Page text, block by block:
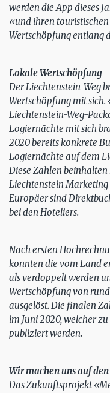
werden die App dieses
«und ihren
Wertschöpfung entlang
Lokale Wertschöpfung
Der Liechtenstein-Weg
Wertschöpfung mit
Liechtenstein-Weg-
Logiernächte mit sich
2020 bereits konkrete
Logiernächte auf dem
Diese Zahlen
Liechtenstein Marketing
Europäer sind
bei den Hoteliers.
Nach ersten
konnten die vom Land
als verdoppelt werden
Wertschöpfung von
ausgelöst. Die finalen
im Juni 2020, welcher
publiziert werden.
Wir machen uns auf
Das Zukunftsprojekt